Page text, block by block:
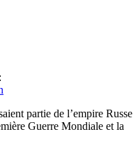
partie de l’empire Russe
Guerre Mondiale et la